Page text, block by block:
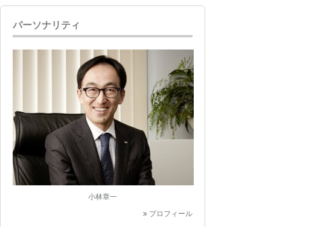
パーソナリティ
小林章一
プロフィール